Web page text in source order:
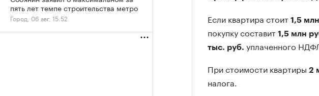
Если квартира стоит 1,5
покупку составит 1,5 млн
тыс. руб. уплаченного
При стоимости квартиры 2
налога.
пять лет темпе строительства метро
Город, 06 авг, 15:52